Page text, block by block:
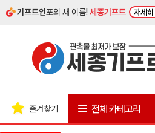
기프트인포의 새 이름!세종기프트 자세히
즐겨찾기 전체 카테고리